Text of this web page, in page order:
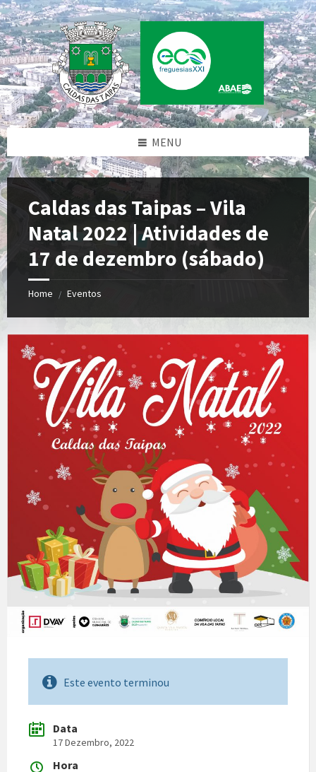
Skip
to
content
Skip
to
left
sidebar
Skip
to
footer
MENU
Caldas das Taipas – Vila
Natal 2022 | Atividades de
17 de dezembro (sábado)
Home / Eventos
Este evento terminou
Data
17 Dezembro, 2022
Hora